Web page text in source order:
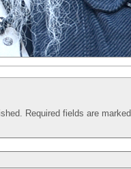
Required fields are marked